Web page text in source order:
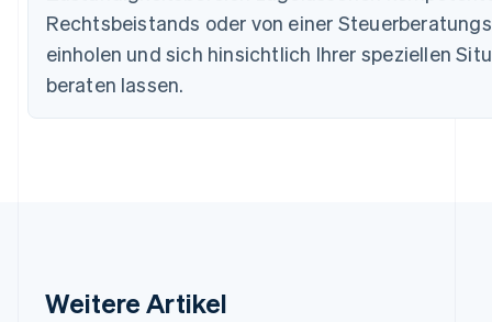
Rechtsbeistands oder von einer
einholen und sich hinsichtlich Ihrer speziellen
beraten lassen.
Weitere Artikel
English
Deutschland
DeutschEnglish
Estland
Griechenland